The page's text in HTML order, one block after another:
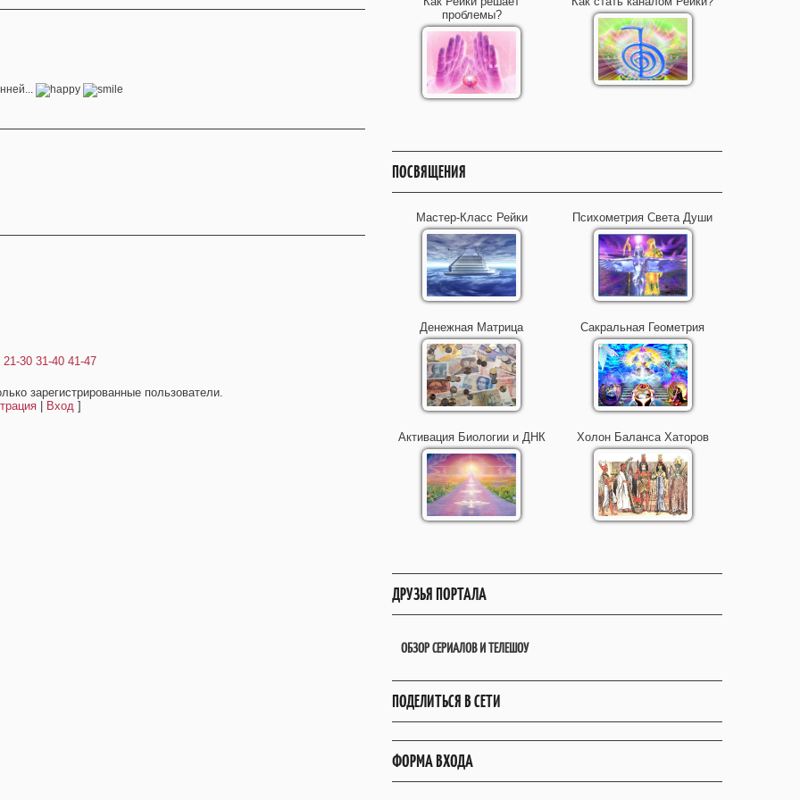
21-30 31-40 41-47
зарегистрированные пользователи.
| Вход]
проблемы?
ПОСВЯЩЕНИЯ
Мастер-Класс Рейки Психометрия Света Души
Денежная Матрица Сакральная Геометрия
Активация Биологии и ДНК Холон Баланса Хаторов
ДРУЗЬЯ ПОРТАЛА
ОБЗОР СЕРИАЛОВ И ТЕЛЕШОУ
ПОДЕЛИТЬСЯ В СЕТИ
ФОРМА ВХОДА